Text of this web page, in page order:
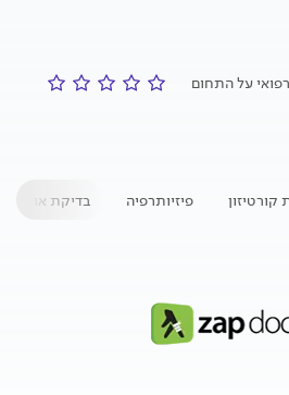
על התחום
פיזיותרפיה בדיקת